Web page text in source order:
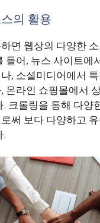
의 활용
면 웹상의 다양한
들어, 뉴스 사이트에
, 소셜미디어에서
온라인 쇼핑몰에서
크롤링을 통해 다양
써 보다 다양하고
.